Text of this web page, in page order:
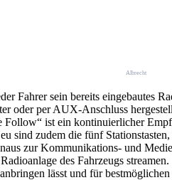
Albrecht
sein bereits eingebautes
oder per AUX-Anschluss
ist ein kontinuierlicher
sind zudem die fünf
zur Kommunikations- und
des Fahrzeugs
lässt und für